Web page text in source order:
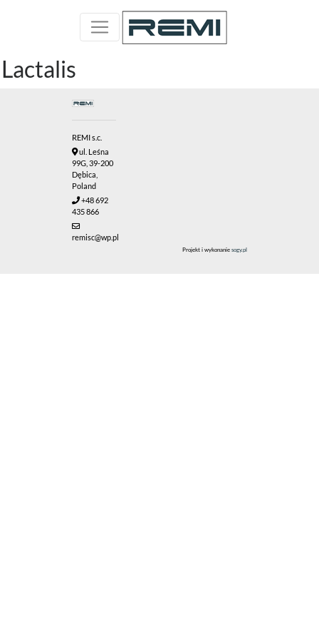
Lactalis
REMI s.c.
ul. Leśna
99G, 39-200
Dębica,
Poland
+48 692
435 866
remisc@wp.pl
Projekt i wykonanie sogy.pl